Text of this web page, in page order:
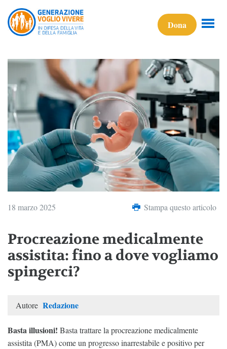
Dona
18 marzo 2025 Stampa questo articolo
Procreazione medicalmente
assistita: fino a dove vogliamo
spingerci?
Autore Redazione
Basta illusioni! Basta trattare la procreazione medicalmente
assistita (PMA) come un progresso inarrestabile e positivo per